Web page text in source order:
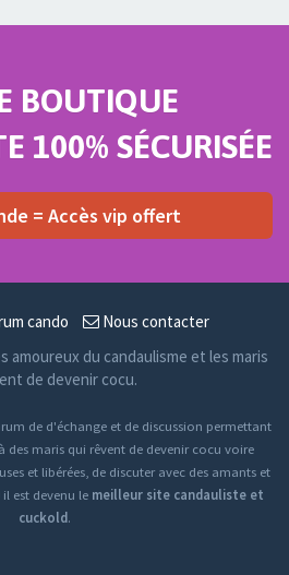
BOUTIQUE
100% SÉCURISÉE
= Accès vip offert
cando Nous contacter
amoureux du candaulisme et les maris
de devenir cocu.
de d'échange et de discussion permettant
des maris qui rêvent de devenir cocu voire
et libérées, de discuter avec des amants et
est devenu le meilleur site candauliste et
cuckold.